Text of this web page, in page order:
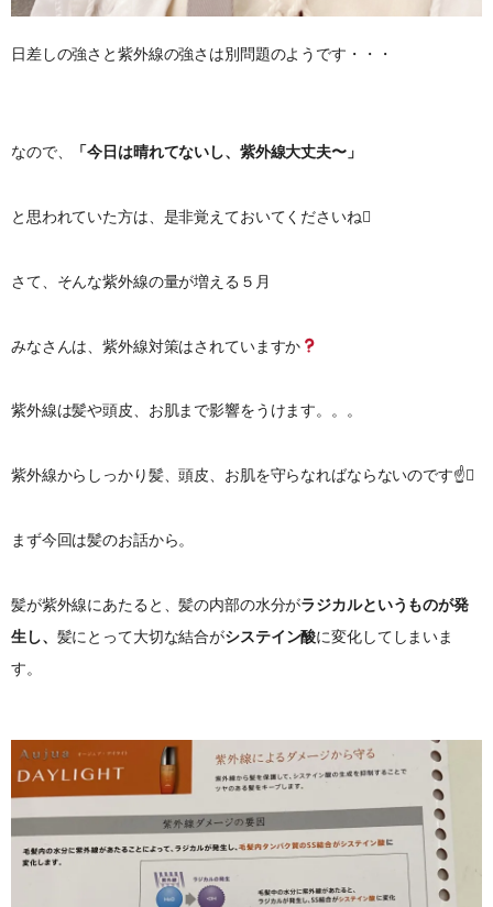
日差しの強さと紫外線の強さは別問題のようです・・・
なので、 「今日は晴れてないし、紫外線大丈夫〜」
と思われていた方は、是非覚えておいてくださいね
さて、そんな紫外線の量が増える５月
みなさんは、紫外線対策はされていますか
紫外線は髪や頭皮、お肌まで影響をうけます。。。
紫外線からしっかり髪、頭皮、お肌を守らなればならないのです☝️
まず今回は髪のお話から。
髪が紫外線にあたると、髪の内部の水分がラジカルというものが発
生し、 髪にとって大切な結合がシステイン酸に変化してしまいま
す。